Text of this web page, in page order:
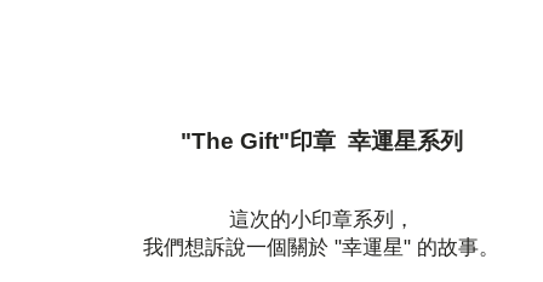
"The Gift"印章 幸運星系列
這次的小印章系列，
我們想訴說一個關於 "幸運星" 的故事。